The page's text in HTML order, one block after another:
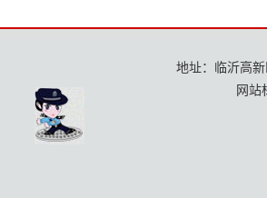
地址：临沂高
网站